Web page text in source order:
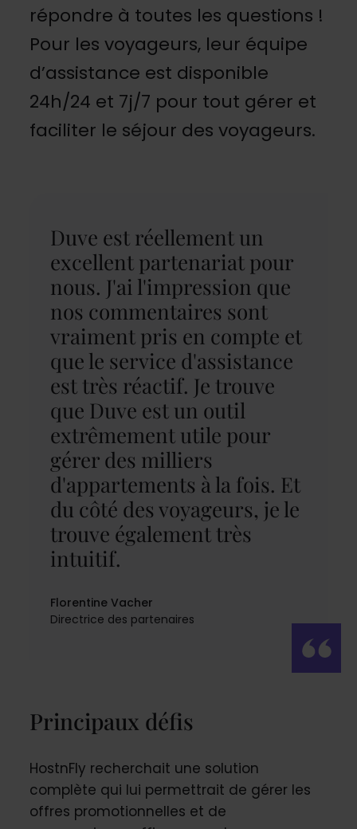
répondre à toutes les questions !
Pour les voyageurs, leur équipe
d’assistance est disponible
24h/24 et 7j/7 pour tout gérer et
faciliter le séjour des voyageurs.
Duve est réellement un
excellent partenariat pour
nous. J'ai l'impression que
nos commentaires sont
vraiment pris en compte et
que le service d'assistance
est très réactif. Je trouve
que Duve est un outil
extrêmement utile pour
gérer des milliers
d'appartements à la fois. Et
du côté des voyageurs, je le
trouve également très
intuitif.
Florentine Vacher
Directrice des partenaires
Principaux défis
HostnFly recherchait une solution
complète qui lui permettrait de gérer les
offres promotionnelles et de